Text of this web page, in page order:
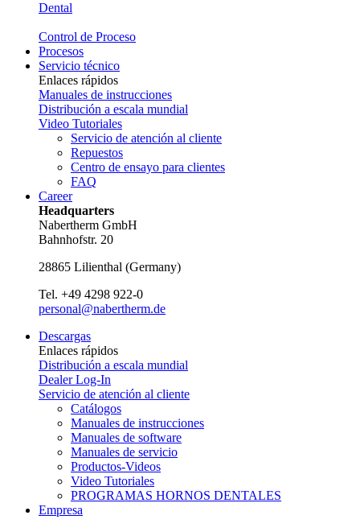
Dental
Control de Proceso
Procesos
Servicio técnico
Enlaces rápidos
Manuales de instrucciones
Distribución a escala mundial
Video Tutoriales
Servicio de atención al cliente
Repuestos
Centro de ensayo para clientes
FAQ
Career
Headquarters
Nabertherm GmbH
Bahnhofstr. 20
28865 Lilienthal (Germany)
Tel. +49 4298 922-0
personal@nabertherm.de
Descargas
Enlaces rápidos
Distribución a escala mundial
Dealer Log-In
Servicio de atención al cliente
Catálogos
Manuales de instrucciones
Manuales de software
Manuales de servicio
Productos-Videos
Video Tutoriales
PROGRAMAS HORNOS DENTALES
Empresa